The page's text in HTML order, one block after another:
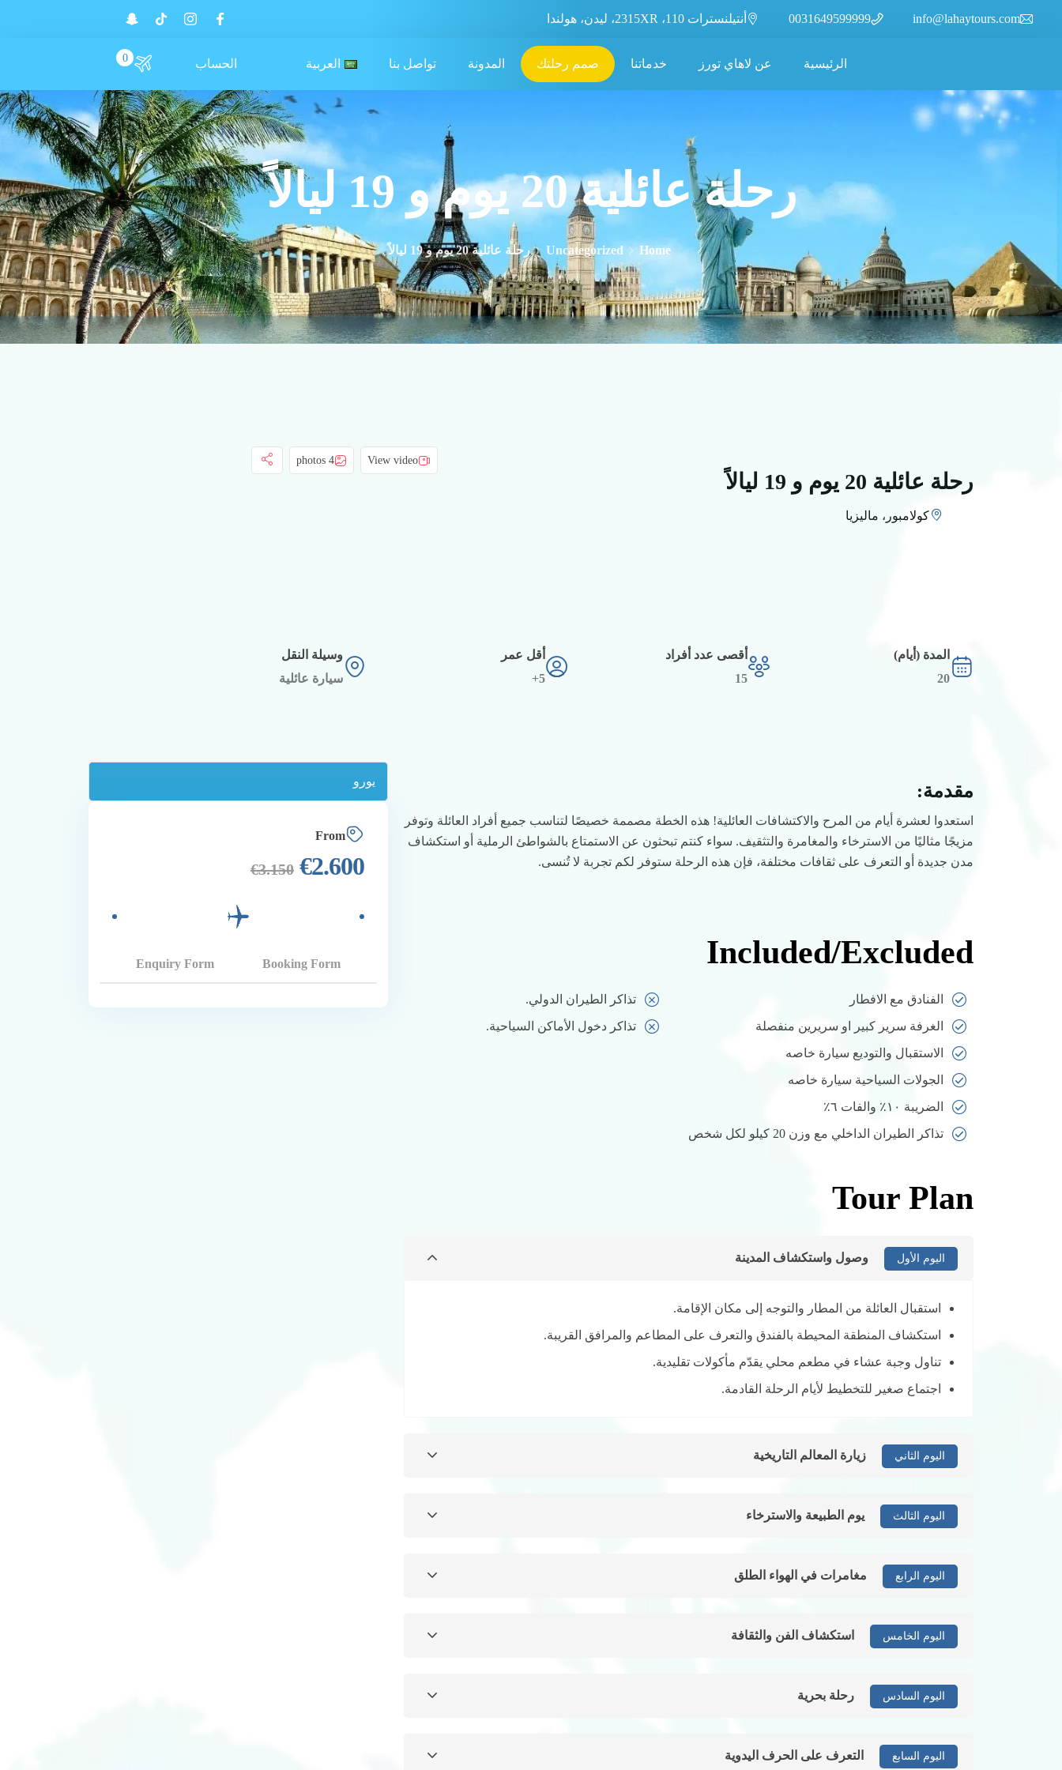
info@lahaytours.com
0031649599999 أنتيلنسترات 110، 2315XR، ليدن، هولندا
الرئيسية عن لاهاي تورز خدماتنا صمم رحلتك المدونة تواصل بنا العربية الحساب 0
رحلة عائلية 20 يوم و 19 ليالاً
Home
Uncategorized رحلة عائلية 20 يوم و 19 ليالاً
رحلة عائلية 20 يوم و 19 ليالاً
كولامبور، ماليزيا
View video
4 photos
المدة (أيام)
20
أقصى عدد أفراد
15
أقل عمر
5+
وسيلة النقل
سيارة عائلية
مقدمة:
استعدوا لعشرة أيام من المرح والاكتشافات العائلية! هذه الخطة مصممة خصيصًا لتناسب جميع أفراد العائلة وتوفر
مزيجًا مثاليًا من الاسترخاء والمغامرة والتثقيف. سواء كنتم تبحثون عن الاستمتاع بالشواطئ الرملية أو استكشاف
مدن جديدة أو التعرف على ثقافات مختلفة، فإن هذه الرحلة ستوفر لكم تجربة لا تُنسى.
Included/Excluded
الفنادق مع الافطار
الغرفة سرير كبير او سريرين منفصلة
الاستقبال والتوديع سيارة خاصه
الجولات السياحية سيارة خاصه
الضريبة ١٠٪ والفات ٦٪
تذاكر الطيران الداخلي مع وزن 20 كيلو لكل شخص
تذاكر الطيران الدولي.
تذاكر دخول الأماكن السياحية.
Tour Plan
اليوم الأول وصول واستكشاف المدينة
استقبال العائلة من المطار والتوجه إلى مكان الإقامة.
استكشاف المنطقة المحيطة بالفندق والتعرف على المطاعم والمرافق القريبة.
تناول وجبة عشاء في مطعم محلي يقدّم مأكولات تقليدية.
اجتماع صغير للتخطيط لأيام الرحلة القادمة.
اليوم الثاني زيارة المعالم التاريخية
اليوم الثالث يوم الطبيعة والاسترخاء
اليوم الرابع مغامرات في الهواء الطلق
اليوم الخامس استكشاف الفن والثقافة
اليوم السادس رحلة بحرية
اليوم السابع التعرف على الحرف اليدوية
From
€2.600
€3.150
Booking Form
Enquiry Form